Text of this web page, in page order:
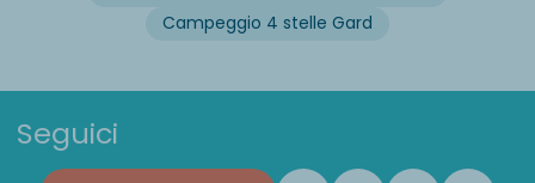
Campeggio 4 stelle Gard
Seguici